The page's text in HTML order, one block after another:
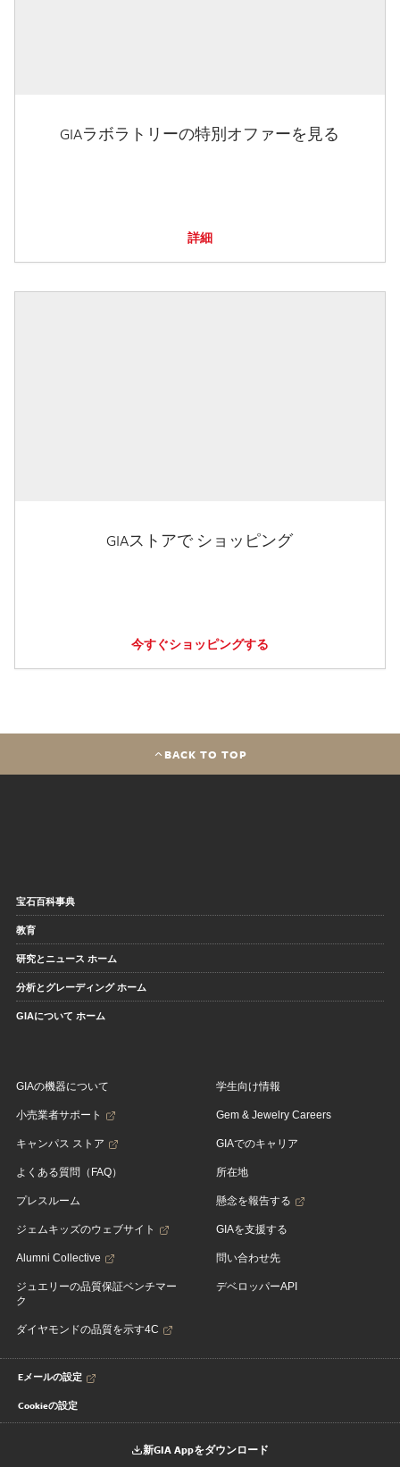
GIAラボラトリーの特別オファーを見る
詳細
GIAストアで ショッピング
今すぐショッピングする
BACK TO TOP
宝石百科事典
教育
研究とニュース ホーム
分析とグレーディング ホーム
GIAについて ホーム
GIAの機器について
小売業者サポート
キャンパス ストア
よくある質問（FAQ）
プレスルーム
ジェムキッズのウェブサイト
Alumni Collective
ジュエリーの品質保証ベンチマー
ク
ダイヤモンドの品質を示す4C
学生向け情報
Gem & Jewelry Careers
GIAでのキャリア
所在地
懸念を報告する
GIAを支援する
問い合わせ先
デベロッパーAPI
Eメールの設定
Cookieの設定
新GIA Appをダウンロード